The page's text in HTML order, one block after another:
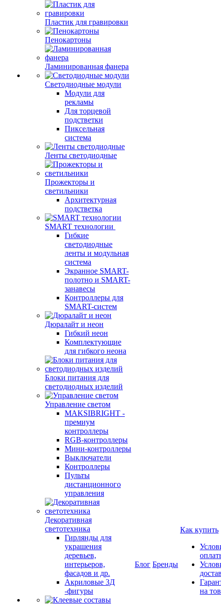
Пластик для гравировки
Пенокартоны
Ламинированная фанера
Светодиодные модули
Модули для
рекламы
Для торцевой
подстветки
Пиксельная
система
Ленты светодиодные
Прожекторы и
светильники
Архитектурная
подстветка
SMART технологии
Гибкие
светодиодные
ленты и модульная
система
Экранное SMART-
полотно и SMART-
занавесы
Контроллеры для
SMART-систем
Дюралайт и неон
Гибкий неон
Комплектующие
для гибкого неона
Блоки питания для
светодиодных изделий
Управление светом
MAKSIBRIGHT -
премиум
контроллеры
RGB-контроллеры
Мини-контроллеры
Выключатели
Контроллеры
Пульты
дистанционного
управления
Декоративная
светотехника
Гирлянды для
украшения
деревьев,
интерьеров,
фасадов и др.
Акриловые 3Д
-фигуры
Блог Бренды
Как купить
на